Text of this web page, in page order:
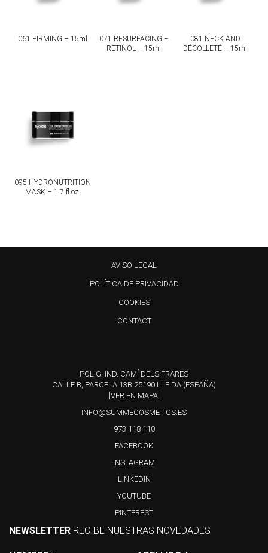
061 FIRMING – 15ml
071 RESURFACING –
RETINOL – 15ml
081 NECK AND
DÉCOLLETÉ – 15ml
095 HYDRONUTRITION
MASK – 1.7 fl.oz.
AVISO LEGAL
POLÍTICA DE PRIVACIDAD
COOKIES
CONTACT
POLIG. IND. CAMÍ DELS FRARES
CALLE B, PARCELA 13B 25190 LLEIDA (ESPAÑA)
[VER EN MAPA]
INFO@SUMMECOSMETICS.ES
973 118 110
FACEBOOK
INSTAGRAM
LINKEDIN
YOUTUBE
PINTEREST
NEWSLETTER RECIBE NUESTRAS NOVEDADES